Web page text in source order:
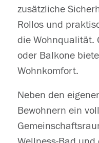
zusätzliche
Rollos und
die Wohnqualität.
oder Balkone
Wohnkomfort.
Neben den
Bewohnern ein